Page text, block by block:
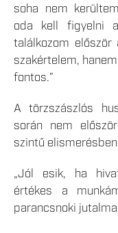
soha nem
oda kell figyelni
találkozom először
szakértelem,
fontos.”
A törzszászlós
során nem
szintű
„Jól esik, ha
értékes a
parancsnoki